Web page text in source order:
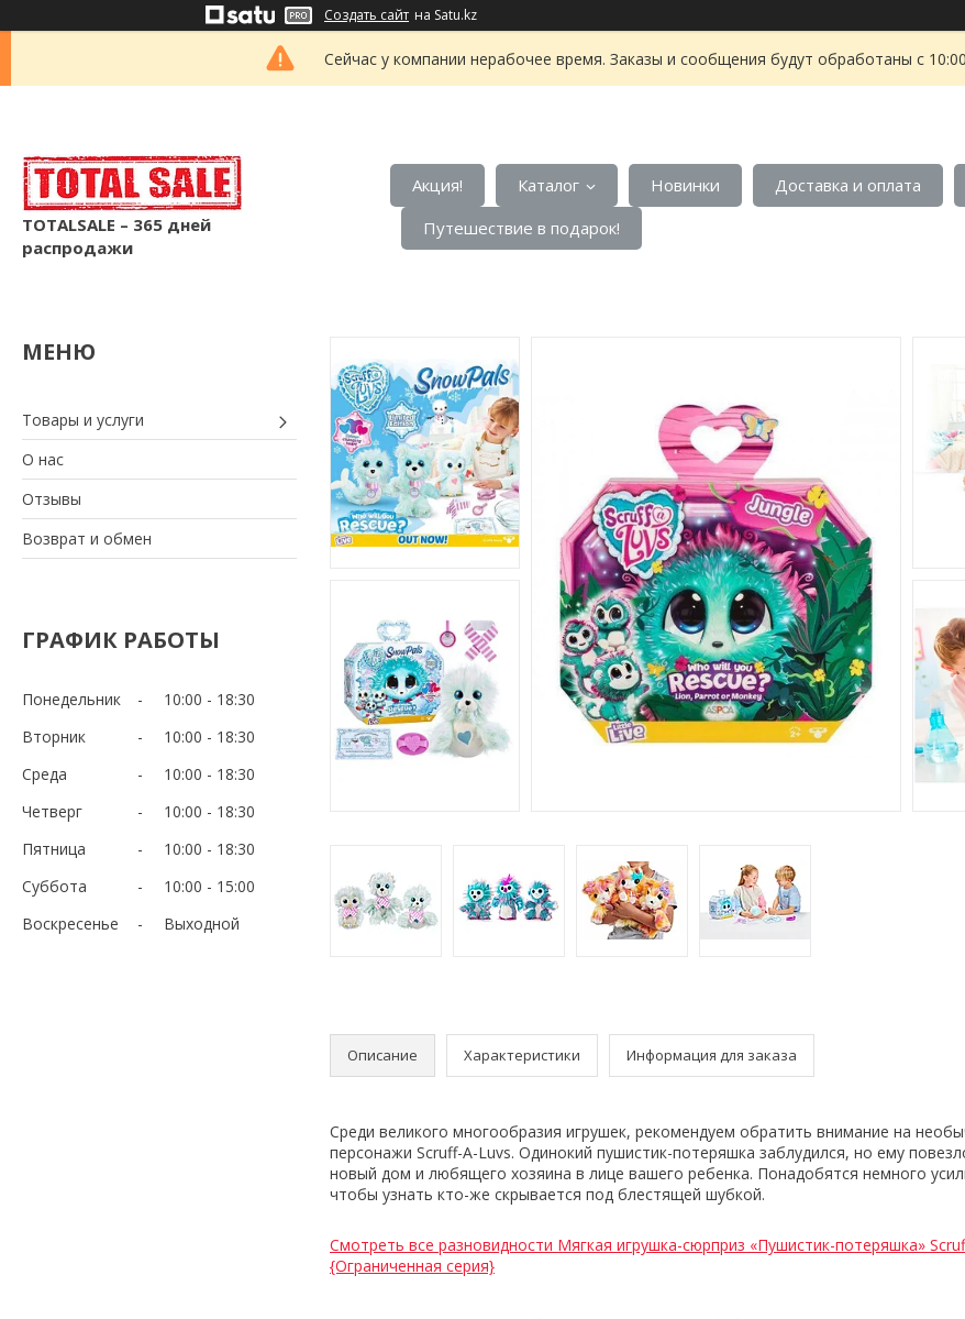
Создать сайт на Satu.kz
Сейчас у компании нерабочее время. Заказы и сообщения будут обработаны с
TOTALSALE – 365 дней
распродажи
Акция! Каталог Новинки Доставка и оплата
Путешествие в подарок!
Товары и услуги
О нас
Отзывы
Возврат и обмен
ГРАФИК РАБОТЫ
Понедельник 10:00
18:30
Вторник
10:00
18:30
Среда
10:00
18:30
Четверг
10:00
18:30
Пятница
10:00
18:30
Суббота
10:00
15:00
Воскресенье
Выходной
Описание Характеристики Информация для заказа
Среди великого многообразия игрушек, рекомендуем обратить внимание на
персонажи Scruff-A-Luvs. Одинокий пушистик-потеряшка заблудился, но ему
новый дом и любящего хозяина в лице вашего ребенка. Понадобятся немного
чтобы узнать кто-же скрывается под блестящей шубкой.
Смотреть все разновидности Мягкая игрушка-сюрприз «Пушистик-потеряшка»
{Ограниченная серия}